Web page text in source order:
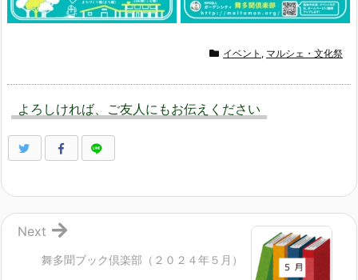
イベント , マルシェ・文化祭
よろしければ、ご友人にもお伝えください
舞多聞ブック倶楽部（２０２４年５月）
Next